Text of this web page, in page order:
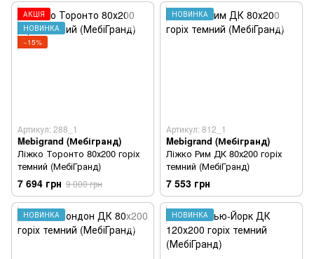
АКЦІЯ
НОВИНКА
−15%
Артикул: 288_1
Mebigrand (Мебігранд)
Ліжко Торонто 80х200 горіх
темний (МебіГранд)
7 694 грн 9 000 грн
НОВИНКА
Артикул: 812_1
Mebigrand (Мебігранд)
Ліжко Рим ДК 80х200 горіх
темний (МебіГранд)
7 553 грн
НОВИНКА НОВИНКА